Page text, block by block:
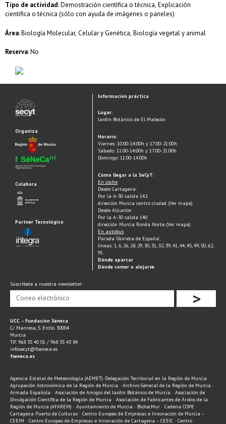
Tipo de actividad: Demostración científica o técnica, Explicación
científica o técnica (sólo con ayuda de imágenes o paneles)
Área: Biología Molecular, Celular y Genética, Biología vegetal y animal
Reserva: No
Organiza
Colabora
Partner Tecnológico
Información práctica
Lugar:
Jardín Botánico de El Malecón
Horario:
Viernes: 10:00-14:00h y 17:00-21:00h
Sábado: 11:00-14:00h y 17:00-21:00h
Domingo: 11:00-14:00h
Cómo llegar a la SeCyT:
En coche
Desde Cartagena:
Por la A-30 salida 142
dirección Murcia centro ciudad. (Ver mapa)
Desde Alicante:
Por la A-30 salida 140
dirección Murcia Ronda Norte. (Ver mapa)
En autobus
Parada ‘Glorieta de España’,
líneas: 1, 6, 26, 28, 29, 30, 31, 32, 39, 41, 44, 45, 49, 50, 62,
91.
Dónde aparcar
Dónde comer o alojarse
Suscríbete a nuestra newsletter:
>
UCC – Fundación Séneca
C/ Manresa, 5. Entlo. 30004
Murcia
Tlf: 968 35 40 01 / 968 35 43 84
infosecyt@fseneca.es
fseneca.es
Agencia Estatal de Meteorología (AEMET). Delegación Territorial en la Región de Murcia ·
Agrupación Astronómica de la Región de Murcia · Archivo General de la Región de Murcia ·
Armada Española · Asociación de Amigos del Jardín Botánico de Murcia · Asociación de
Divulgación Científica de la Región de Murcia · Asociación de Fabricantes de Áridos de la
Región de Murcia (AFAREM) · Ayuntamiento de Murcia · BiotecMur · Cadena COPE ·
Cartagena Puerto de Culturas · Centro Europeo de Empresas e Innovación de Murcia –
CEEIM · Centro Europeo de Empresas e Innovación de Cartagena – CEEIC · Centro